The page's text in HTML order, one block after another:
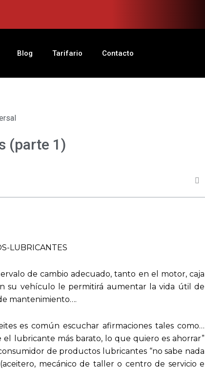
Blog Tarifario Contacto
(parte 1)
de cambio adecuado, tanto en el motor, caja
su vehículo le permitirá aumentar la vida útil de
mantenimiento….
es común escuchar afirmaciones tales como…
el lubricante más barato, lo que quiero es ahorrar”
de productos lubricantes “no sabe nada
mecánico de taller o centro de servicio e